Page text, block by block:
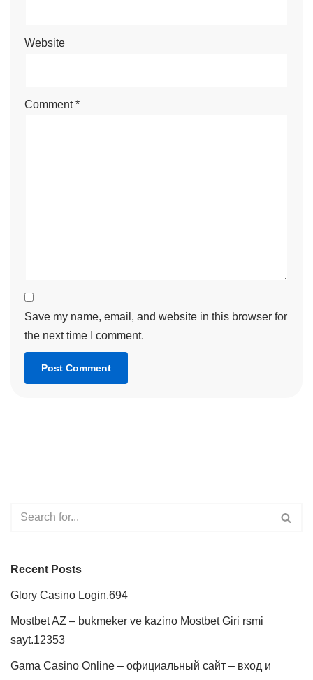
Website
Comment*
Save my name, email, and website in this browser for
the next time I comment.
Recent Posts
Glory Casino Login.694
Mostbet AZ – bukmeker ve kazino Mostbet Giri rsmi
sayt.12353
Gama Casino Online – официальный сайт – вход и